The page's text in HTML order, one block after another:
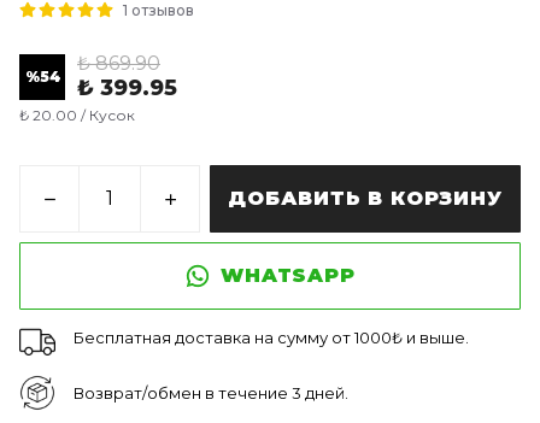
1 отзывов
%54
₺ 869.90
₺ 399.95
₺ 20.00 / Кусок
ДОБАВИТЬ В КОРЗИНУ
WHATSAPP
Бесплатная доставка на сумму от 1000₺ и выше.
Возврат/обмен в течение 3 дней.